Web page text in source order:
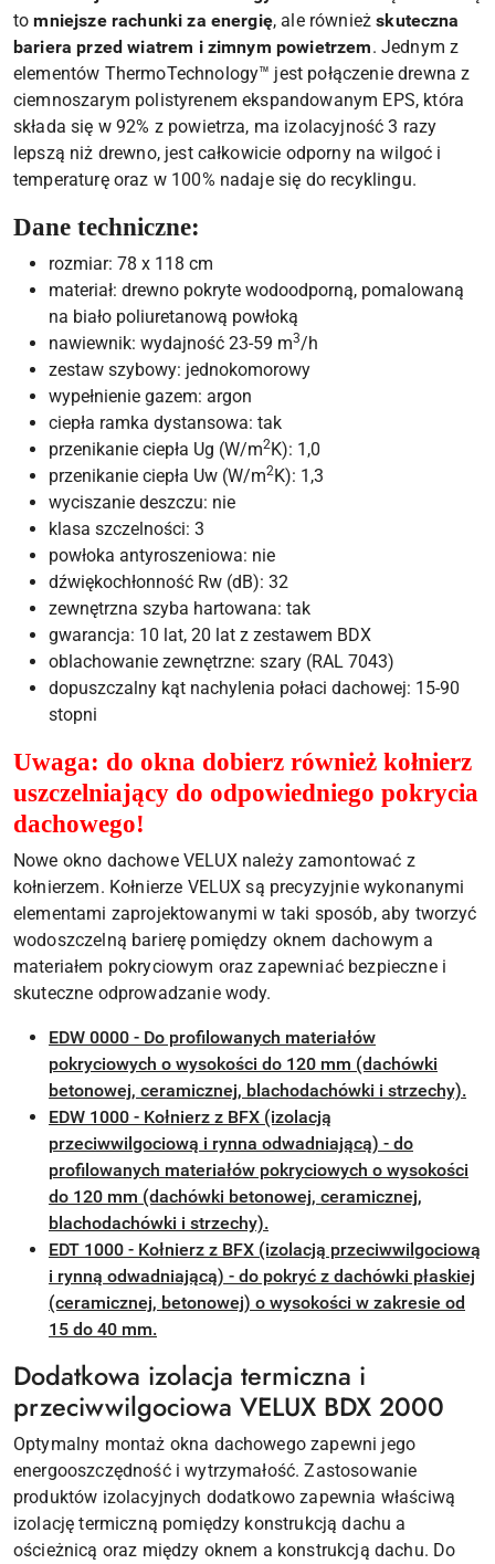
tomniejsze rachunki za energię, ale równieżskuteczna
bariera przed wiatrem i zimnym powietrzem. Jednym z
elementów ThermoTechnology™ jest połączenie drewna z
ciemnoszarym polistyrenem ekspandowanym EPS, która
składa się w 92% z powietrza, ma izolacyjność 3 razy
lepszą niż drewno, jest całkowicie odporny na wilgoć i
temperaturę oraz w 100% nadaje się do recyklingu.
Dane techniczne:
rozmiar: 78 x 118 cm
materiał: drewno pokryte wodoodporną, pomalowaną
na biało poliuretanową powłoką
nawiewnik: wydajność 23-59 m3/h
zestaw szybowy: jednokomorowy
wypełnienie gazem: argon
ciepła ramka dystansowa: tak
przenikanie ciepła Ug (W/m2K): 1,0
przenikanie ciepła Uw (W/m2K): 1,3
wyciszanie deszczu: nie
klasa szczelności: 3
powłoka antyroszeniowa: nie
dźwiękochłonność Rw (dB): 32
zewnętrzna szyba hartowana: tak
gwarancja: 10 lat, 20 lat z zestawem BDX
oblachowanie zewnętrzne: szary (RAL 7043)
dopuszczalny kąt nachylenia połaci dachowej: 15-90
stopni
Uwaga: do okna dobierz również kołnierz
uszczelniający do odpowiedniego pokrycia
dachowego!
Nowe okno dachowe VELUX należy zamontować z
kołnierzem. Kołnierze VELUX są precyzyjnie wykonanymi
elementami zaprojektowanymi w taki sposób, aby tworzyć
wodoszczelną barierę pomiędzy oknem dachowym a
materiałem pokryciowym oraz zapewniać bezpieczne i
skuteczne odprowadzanie wody.
EDW 0000 - Do profilowanych materiałów
pokryciowych o wysokości do 120 mm (dachówki
betonowej, ceramicznej, blachodachówki i strzechy).
EDW 1000 - Kołnierz z BFX (izolacją
przeciwwilgociową i rynna odwadniającą) - do
profilowanych materiałów pokryciowych o wysokości
do 120 mm (dachówki betonowej, ceramicznej,
blachodachówki i strzechy).
EDT 1000 - Kołnierz z BFX (izolacją przeciwwilgociową
i rynną odwadniającą) - do pokryć z dachówki płaskiej
(ceramicznej, betonowej) o wysokości w zakresie od
15 do 40 mm.
Dodatkowa izolacja termiczna i
przeciwwilgociowa VELUX BDX 2000
Optymalny montaż okna dachowego zapewni jego
energooszczędność i wytrzymałość. Zastosowanie
produktów izolacyjnych dodatkowo zapewnia właściwą
izolację termiczną pomiędzy konstrukcją dachu a
ościeżnicą oraz między oknem a konstrukcją dachu. Do